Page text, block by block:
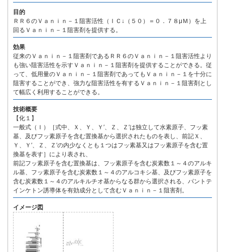
目的
ＲＲ６のＶａｎｉｎ－１阻害活性（ＩＣ↓（５０）＝０．７８μＭ）を上
回るＶａｎｉｎ－１阻害剤を提供する。
効果
従来のＶａｎｉｎ－１阻害剤であるＲＲ６のＶａｎｉｎ－１阻害活性より
も強い阻害活性を示すＶａｎｉｎ－１阻害剤を提供することができる。従
って、低用量のＶａｎｉｎ－１阻害剤であってもＶａｎｉｎ－１を十分に
阻害することができ、強力な阻害活性を有するＶａｎｉｎ－１阻害剤とし
て幅広く利用することができる。
技術概要
【化１】
一般式（Ｉ）［式中、Ｘ、Ｙ、Ｙ′、Ｚ、Ｚ′は独立して水素原子、フッ素
基、及びフッ素原子を含む置換基から選択されたものを表し、前記Ｘ、
Ｙ、Ｙ′、Ｚ、Ｚ′の内少なくとも１つはフッ素基又はフッ素原子を含む置
換基を表す］により表され、
前記フッ素原子を含む置換基は、フッ素原子を含む炭素数１～４のアルキ
ル基、フッ素原子を含む炭素数１～４のアルコキシ基、及びフッ素原子を
含む炭素数１～４のアルキルチオ基からなる群から選択される、パントテ
インケトン誘導体を有効成分として含むＶａｎｉｎ－１阻害剤。
イメージ図